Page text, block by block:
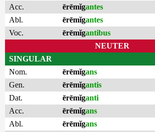
Acc.
ērēmĭgantes
Abl.
ērēmĭgantes
Voc.
ērēmĭgantibus
NEUTER
SINGULAR
Nom.
ērēmĭgans
Gen.
ērēmĭgantis
Dat.
ērēmĭganti
Acc.
ērēmĭgans
Abl.
ērēmĭgans